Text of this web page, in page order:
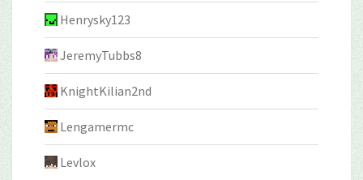
Henrysky123
JeremyTubbs8
KnightKilian2nd
Lengamermc
Levlox